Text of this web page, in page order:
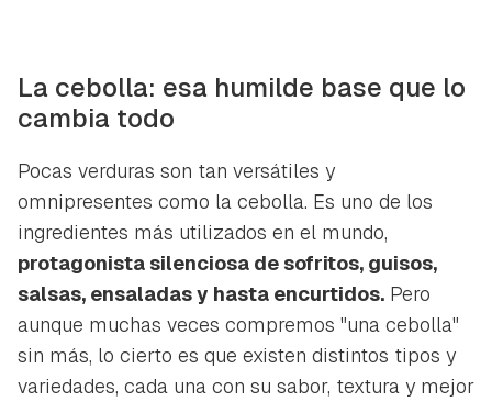
La cebolla: esa humilde base que lo
cambia todo
Pocas verduras son tan versátiles y
omnipresentes como la cebolla. Es uno de los
ingredientes más utilizados en el mundo,
protagonista silenciosa de sofritos, guisos,
salsas, ensaladas y hasta encurtidos. Pero
aunque muchas veces compremos "una cebolla"
sin más, lo cierto es que existen distintos tipos y
variedades, cada una con su sabor, textura y mejor